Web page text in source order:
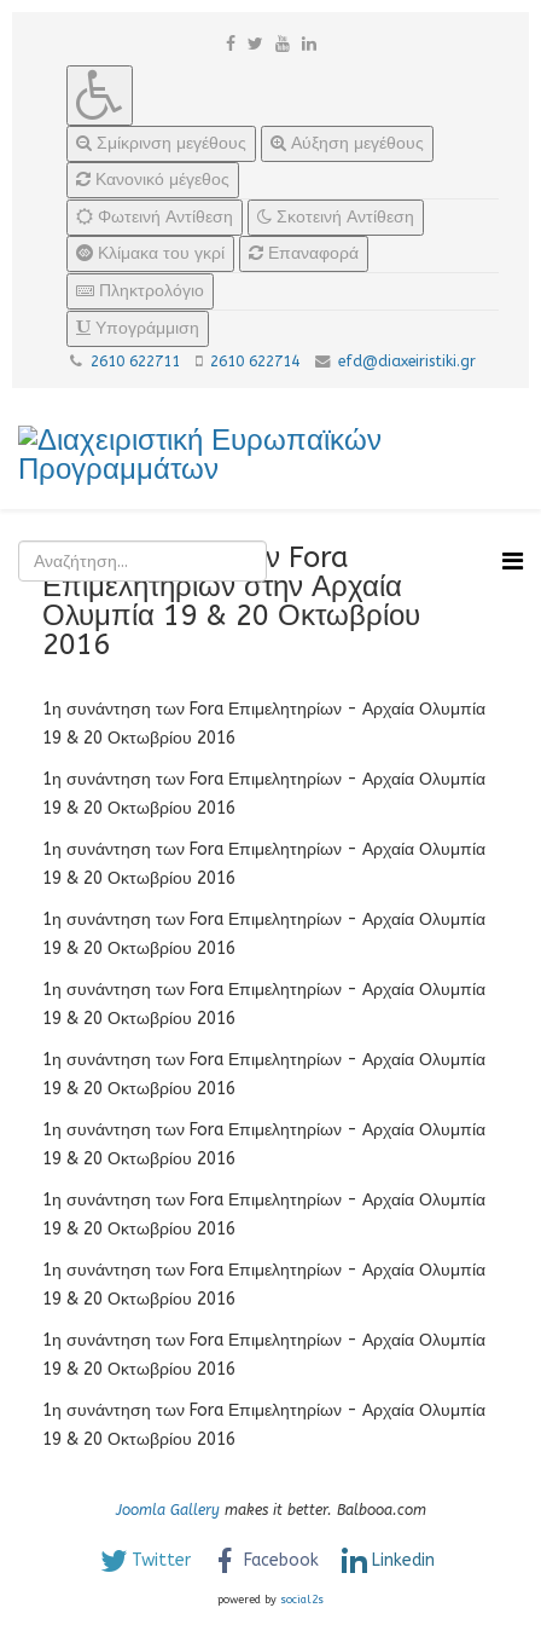
Σμίκρινση μεγέθους
Αύξηση μεγέθους
Κανονικό μέγεθος
Φωτεινή Αντίθεση
Σκοτεινή Αντίθεση
Κλίμακα του γκρί
Επαναφορά
Πληκτρολόγιο
Υπογράμμιση
2610 622711 2610 622714 efd@diaxeiristiki.gr
1η συνάντηση των Fora
Επιμελητηρίων στην Αρχαία
Ολυμπία 19 & 20 Οκτωβρίου
2016
1η συνάντηση των Fora Επιμελητηρίων - Αρχαία Ολυμπία
19 & 20 Οκτωβρίου 2016
1η συνάντηση των Fora Επιμελητηρίων - Αρχαία Ολυμπία
19 & 20 Οκτωβρίου 2016
1η συνάντηση των Fora Επιμελητηρίων - Αρχαία Ολυμπία
19 & 20 Οκτωβρίου 2016
1η συνάντηση των Fora Επιμελητηρίων - Αρχαία Ολυμπία
19 & 20 Οκτωβρίου 2016
1η συνάντηση των Fora Επιμελητηρίων - Αρχαία Ολυμπία
19 & 20 Οκτωβρίου 2016
1η συνάντηση των Fora Επιμελητηρίων - Αρχαία Ολυμπία
19 & 20 Οκτωβρίου 2016
1η συνάντηση των Fora Επιμελητηρίων - Αρχαία Ολυμπία
19 & 20 Οκτωβρίου 2016
1η συνάντηση των Fora Επιμελητηρίων - Αρχαία Ολυμπία
19 & 20 Οκτωβρίου 2016
1η συνάντηση των Fora Επιμελητηρίων - Αρχαία Ολυμπία
19 & 20 Οκτωβρίου 2016
1η συνάντηση των Fora Επιμελητηρίων - Αρχαία Ολυμπία
19 & 20 Οκτωβρίου 2016
1η συνάντηση των Fora Επιμελητηρίων - Αρχαία Ολυμπία
19 & 20 Οκτωβρίου 2016
Joomla Gallerymakes it better. Balbooa.com
Twitter Facebook Linkedin
powered by social2s